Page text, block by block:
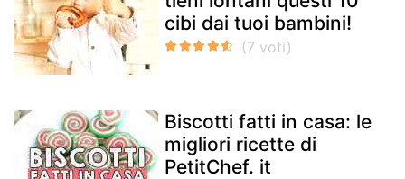
cibi dai tuoi bambini!
Biscotti fatti in casa: le
migliori ricette di
PetitChef. it